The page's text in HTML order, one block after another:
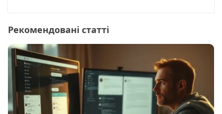
Рекомендовані статті